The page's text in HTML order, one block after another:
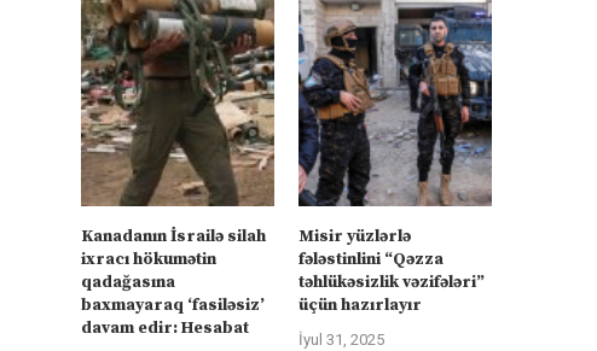
Kanadanın İsrailə silah
ixracı hökumətin
qadağasına
baxmayaraq ‘fasiləsiz’
davam edir: Hesabat
Misir yüzlərlə
fələstinlini “Qəzza
təhlükəsizlik vəzifələri”
üçün hazırlayır
İyul 31, 2025